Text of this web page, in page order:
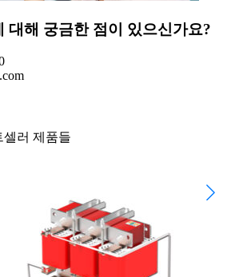
대해 궁금한 점이 있으신가요?
셀러 제품들